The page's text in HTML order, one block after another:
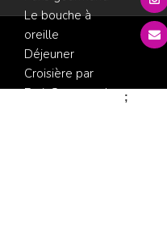
Le bouche à
oreille
Déjeuner
Croisière par
ParisGourmand
;